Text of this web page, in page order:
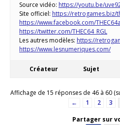
Source vidéo: https://youtu.be/
Site officiel: https://retrogames.biz/
https://www.facebook.com/
https://twitter.com/THEC64_RGL
Les autres modèles: https://
https://www.lesnumeriques.com/
Créateur Sujet
Affichage de 15 réponses de 46 à 60
←
1 2 3
Partager sur